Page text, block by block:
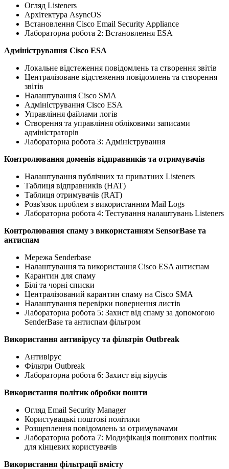
Огляд Listeners
Архітектура AsyncOS
Встановлення Cisco Email Security Appliance
Лабораторна робота 2: Встановлення ESA
Адміністрування Cisco ESA
Локальне відстеження повідомлень та створення звітів
Централізоване відстеження повідомлень та створення
звітів
Налаштування Cisco SMA
Адміністрування Cisco ESA
Управління файлами логів
Створення та управління обліковими записами
адміністраторів
Лабораторна робота 3: Адміністрування
Контролювання доменів відправників та отримувачів
Налаштування публічних та приватних Listeners
Таблиця відправників (HAT)
Таблиця отримувачів (RAT)
Розв'язок проблем з використанням Mail Logs
Лабораторна робота 4: Тестування налаштувань Listeners
Контролювання спаму з використанням SensorBase та
антиспам
Мережа Senderbase
Налаштування та використання Cisco ESA антиспам
Карантин для спаму
Білі та чорні списки
Централізований карантин спаму на Cisco SMA
Налаштування перевірки повернення листів
Лабораторна робота 5: Захист від спаму за допомогою
SenderBase та антиспам фільтром
Використання антивірусу та фільтрів Outbreak
Антивірус
Фільтри Outbreak
Лабораторна робота 6: Захист від вірусів
Використання політик обробки пошти
Огляд Email Security Manager
Користувацькі поштові політики
Розщеплення повідомлень за отримувачами
Лабораторна робота 7: Модифікація поштових політик
для кінцевих користувачів
Використання фільтрації вмісту